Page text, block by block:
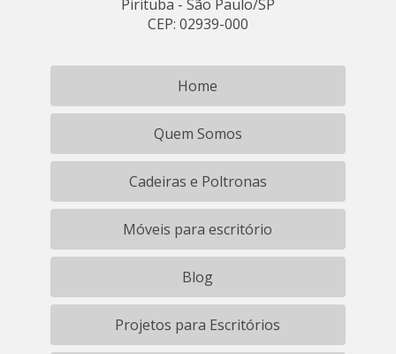
Pirituba - São Paulo/SP
CEP: 02939-000
Home
Quem Somos
Cadeiras e Poltronas
Móveis para escritório
Blog
Projetos para Escritórios